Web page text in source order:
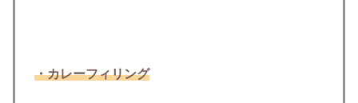
・カレーフィリング